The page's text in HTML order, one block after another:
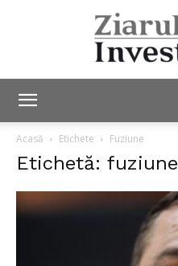
Acasă Etichete Fuziune
Etichetă: fuziune